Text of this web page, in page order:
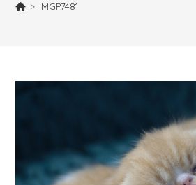
> IMGP7481